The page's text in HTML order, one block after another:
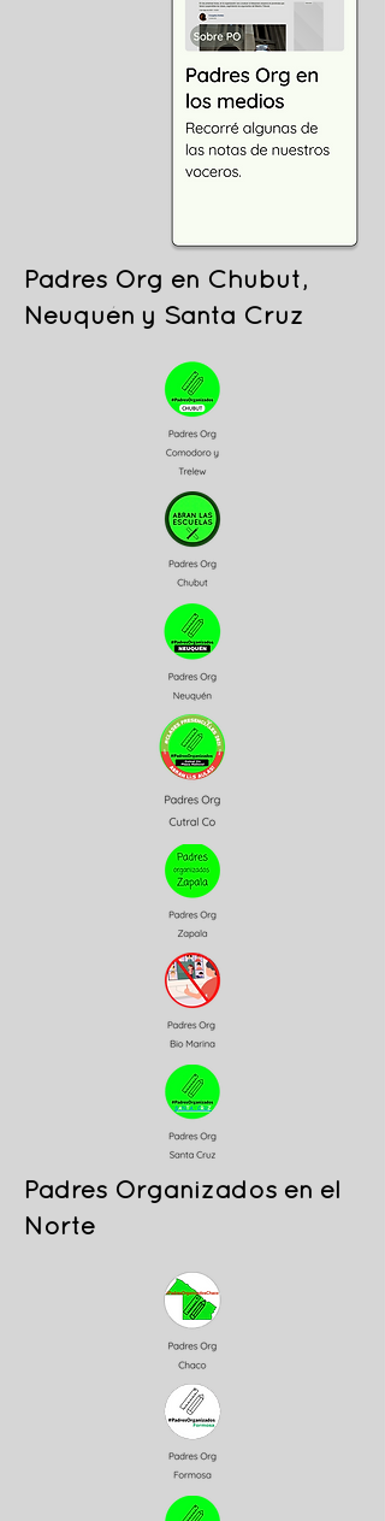
Padres Org en Chubut,
Neuquén y Santa Cruz
Padres Organizados en el
Norte